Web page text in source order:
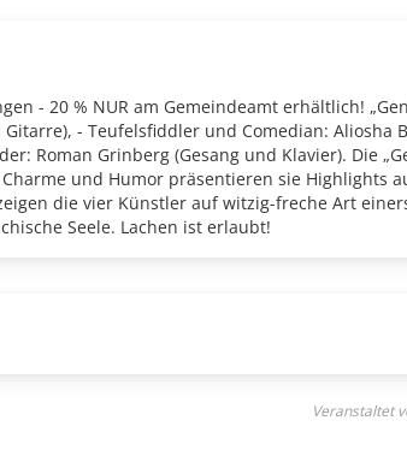
- 20 % NUR am Gemeindeamt erhältlich!
- Teufelsfiddler und Comedian: Aliosha
Roman Grinberg (Gesang und Klavier). Die
und Humor präsentieren sie Highlights
die vier Künstler auf witzig-freche Art
Seele. Lachen ist erlaubt!
Veranstaltet